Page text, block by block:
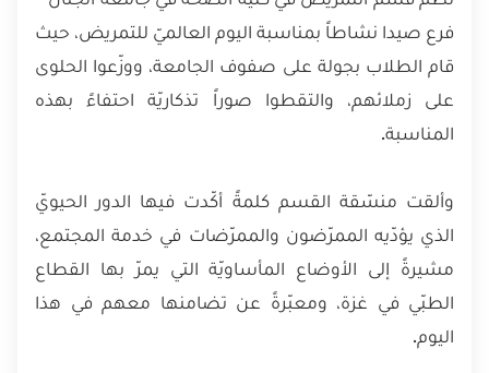
فرع صيدا نشاطاً بمناسبة اليوم العالميّ للتمريض، حيث
قام الطلاب بجولة على صفوف الجامعة، ووزّعوا الحلوى
على زملائهم، والتقطوا صوراً تذكاريّة احتفاءً بهذه
المناسبة.
وألقت منسّقة القسم كلمةً أكّدت فيها الدور الحيويّ
الذي يؤدّيه الممرّضون والممرّضات في خدمة المجتمع،
مشيرةً إلى الأوضاع المأساويّة التي يمرّ بها القطاع
الطبّي في غزة، ومعبّرةً عن تضامنها معهم في هذا
اليوم.